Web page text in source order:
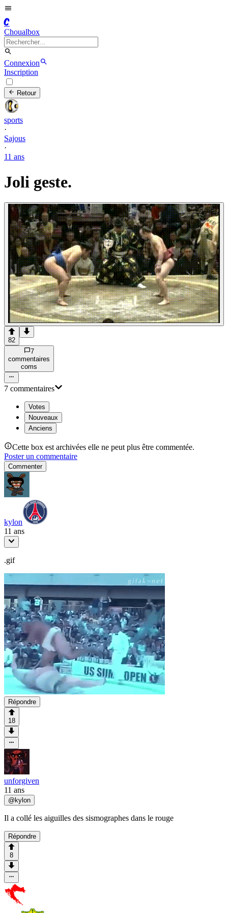
C
Choualbox
Connexion
Inscription
Retour
sports
·
Sajous
·
11 ans
Joli geste.
82
7
commentaires
coms
7 commentaires
Votes
Nouveaux
Anciens
Cette box est archivées elle ne peut plus être commentée.
Poster un commentaire
Commenter
kylon
11 ans
.gif
Répondre
18
unforgiven
11 ans
@kylon
Il a collé les aiguilles des sismographes dans le rouge
Répondre
8